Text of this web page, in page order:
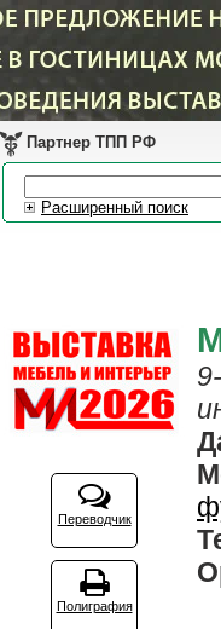
Партнер ТПП РФ
Расширенный поиск
Переводчик
Полиграфия